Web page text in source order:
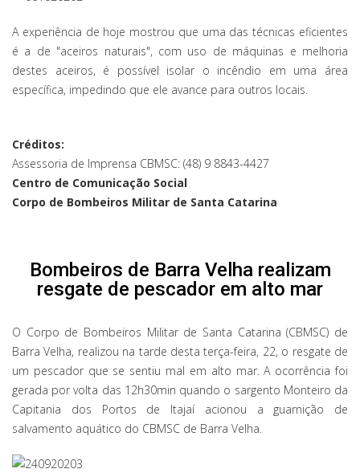
A experiência de hoje mostrou que uma das técnicas eficientes
é a de "aceiros naturais", com uso de máquinas e melhoria
destes aceiros, é possível isolar o incêndio em uma área
específica, impedindo que ele avance para outros locais.
Créditos:
Assessoria de Imprensa CBMSC: (48) 9 8843-4427
Centro de Comunicação Social
Corpo de Bombeiros Militar de Santa Catarina
Bombeiros de Barra Velha realizam
resgate de pescador em alto mar
O Corpo de Bombeiros Militar de Santa Catarina (CBMSC) de
Barra Velha, realizou na tarde desta terça-feira, 22, o resgate de
um pescador que se sentiu mal em alto mar. A ocorrência foi
gerada por volta das 12h30min quando o sargento Monteiro da
Capitania dos Portos de Itajaí acionou a guarnição de
salvamento aquático do CBMSC de Barra Velha.